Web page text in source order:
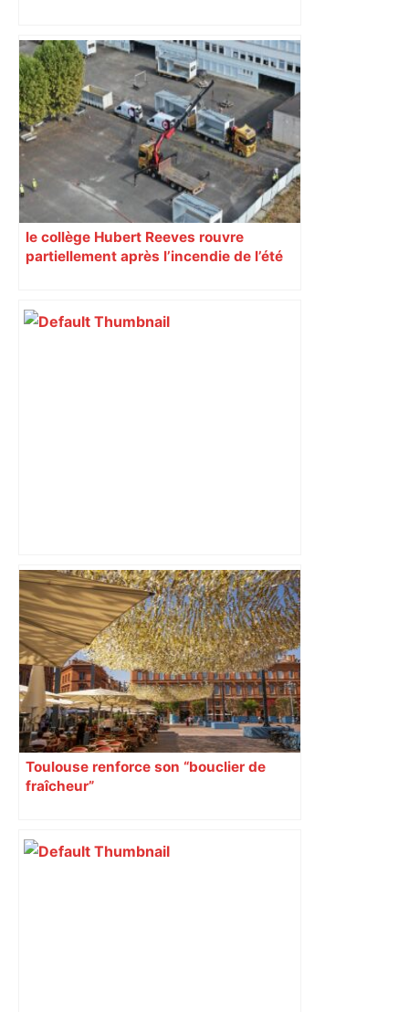
DIRECT. TFC-OM : Toulouse vise une
nouvelle victoire, trois jours après le
quart de finale de Coupe ! Suivez le
match de Ligue 1 en live – ladepeche.fr
le collège Hubert Reeves rouvre
partiellement après l’incendie de l’été
DIRECT. Finale de Top 14 Toulouse-
Montpellier: après l'interruption, Leo
Coly marque un essai et relance cette
finale ! – RMC Sport
Toulouse renforce son “bouclier de
fraîcheur”